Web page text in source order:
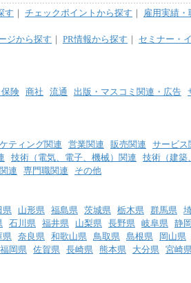
す ｜ チェックポイントから探す ｜ 雇用実績・
ジから探す ｜ PR情報から探す ｜ セミナー・
険 商社 流通 出版・マスコミ関連・広告
ティング関連 営業関連 販売関連 サービス
技術（電気、電子、機械）関連
技術（建築
連 専門職関連 その他
県 山形県 福島県 茨城県 栃木県 群馬県
石川県 福井県 山梨県 長野県 岐阜県 静
県 奈良県 和歌山県 鳥取県 島根県 岡山県
福岡県 佐賀県 長崎県 熊本県 大分県 宮崎